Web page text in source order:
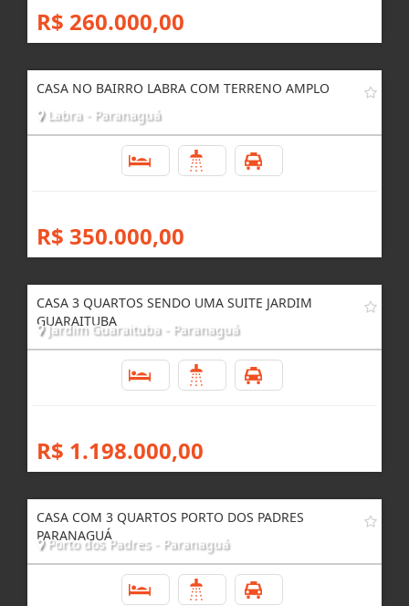
R$ 260.000,00
CASA NO BAIRRO LABRA COM TERRENO AMPLO
Labra - Paranaguá
R$ 350.000,00
CASA 3 QUARTOS SENDO UMA SUITE JARDIM
GUARAITUBA
Jardim Guaraituba - Paranaguá
R$ 1.198.000,00
CASA COM 3 QUARTOS PORTO DOS PADRES
PARANAGUÁ
Porto dos Padres - Paranaguá